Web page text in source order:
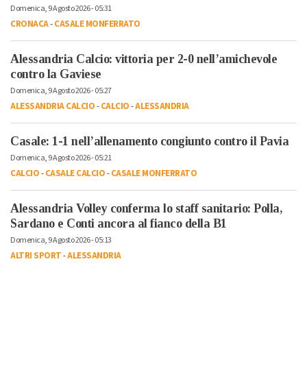
Domenica, 9 Agosto 2026 - 05:31
CRONACA-CASALE MONFERRATO
Alessandria Calcio: vittoria per 2-0 nell’amichevole
contro la Gaviese
Domenica, 9 Agosto 2026 - 05:27
ALESSANDRIA CALCIO-CALCIO-ALESSANDRIA
Casale: 1-1 nell’allenamento congiunto contro il Pavia
Domenica, 9 Agosto 2026 - 05:21
CALCIO-CASALE CALCIO-CASALE MONFERRATO
Alessandria Volley conferma lo staff sanitario: Polla,
Sardano e Conti ancora al fianco della B1
Domenica, 9 Agosto 2026 - 05:13
ALTRI SPORT-ALESSANDRIA